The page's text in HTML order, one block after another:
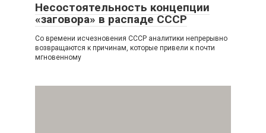
Несостоятельность концепции
«заговора» в распаде СССР
Со времени исчезновения СССР аналитики непре­рывно
возвращаются к причинам, которые привели к почти
мгновенному